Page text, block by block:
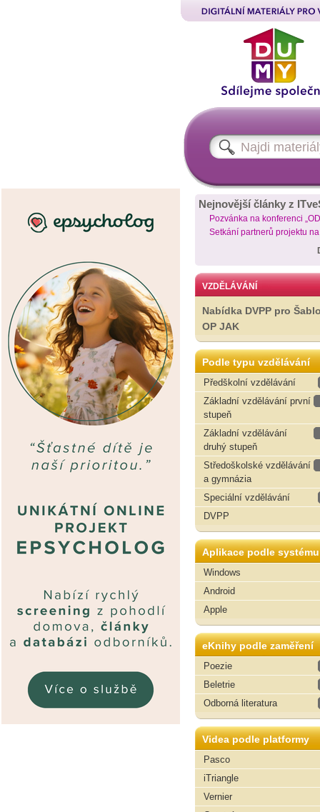
Nejnovější články z
Pozvánka na konferenci
Setkání partnerů projektu
VZDĚLÁVÁNÍ
Nabídka DVPP pro
OP JAK
Podle typu vzdělávání
Předškolní vzdělávání
Základní vzdělávání první
stupeň
Základní vzdělávání
druhý stupeň
Středoškolské vzdělávání
a gymnázia
Speciální vzdělávání
DVPP
Aplikace podle systému
Windows
Android
Apple
eKnihy podle zaměření
Poezie
Beletrie
Odborná literatura
Videa podle platformy
Pasco
iTriangle
Vernier